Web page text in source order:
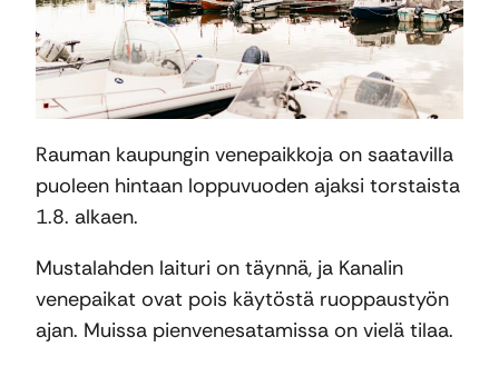
Rauman kaupungin venepaikkoja on saatavilla
puoleen hintaan loppuvuoden ajaksi torstaista
1.8. alkaen.
Mustalahden laituri on täynnä, ja Kanalin
venepaikat ovat pois käytöstä ruoppaustyön
ajan. Muissa pienvenesatamissa on vielä tilaa.